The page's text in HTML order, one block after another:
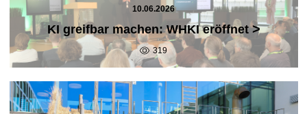
10.06.2026
KI greifbar machen: WHKI eröffnet>
319